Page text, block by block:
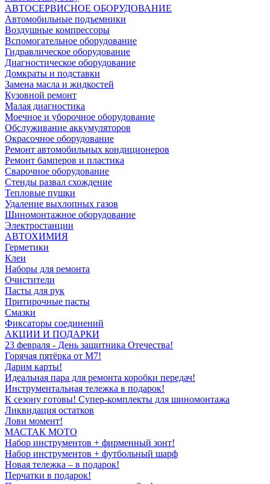
АВТОСЕРВИСНОЕ ОБОРУДОВАНИЕ
Автомобильные подъемники
Воздушные компрессоры
Вспомогательное оборудование
Гидравлическое оборудование
Диагностическое оборудование
Домкраты и подставки
Замена масла и жидкостей
Кузовной ремонт
Малая диагностика
Моечное и уборочное оборудование
Обслуживание аккумуляторов
Окрасочное оборудование
Ремонт автомобильных кондиционеров
Ремонт бамперов и пластика
Сварочное оборудование
Стенды развал схождение
Тепловые пушки
Удаление выхлопных газов
Шиномонтажное оборудование
Электростанции
АВТОХИМИЯ
Герметики
Клеи
Наборы для ремонта
Очистители
Пасты для рук
Притирочные пасты
Смазки
Фиксаторы соединений
АКЦИИ И ПОДАРКИ
23 февраля - День защитника Отечества!
Горячая пятёрка от M7!
Дарим карты!
Идеальная пара для ремонта коробки передач!
Инструментальная тележка в подарок!
К сезону готовы! Супер-комплекты для шиномонтажа
Ликвидация остатков
Лови момент!
МАСТАК МОТО
Набор инструментов + фирменный зонт!
Набор инструментов + футбольный шарф
Новая тележка – в подарок!
Перчатки в подарок!